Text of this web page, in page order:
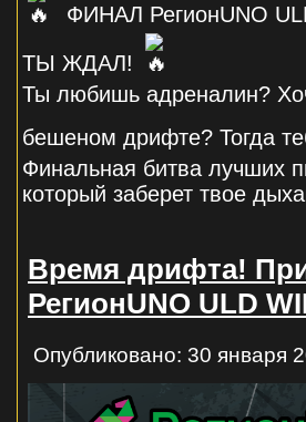
ФИНАЛ РегионUNO
ТЫ ЖДАЛ!
Ты любишь адреналин?
бешеном дрифте? Тогда
Финальная битва лучших
который заберет твое
Время дрифта!
РегионUNO ULD
Опубликовано: 30 января